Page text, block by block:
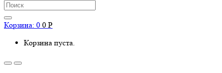
Корзина: 0 0 Р
Корзина пуста.